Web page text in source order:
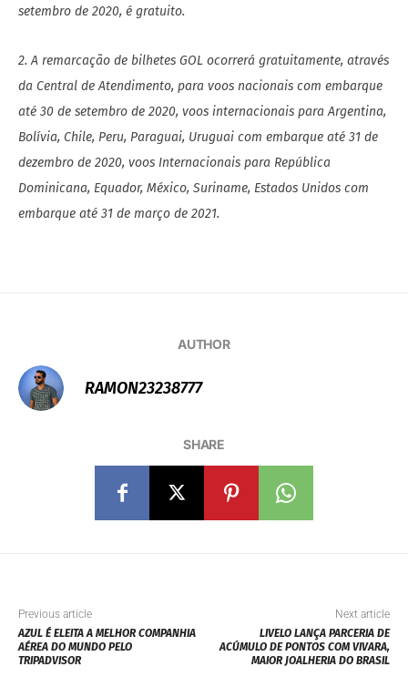
setembro de 2020, é gratuito.
2. A remarcação de bilhetes GOL ocorrerá gratuitamente, através
da Central de Atendimento, para voos nacionais com embarque
até 30 de setembro de 2020, voos internacionais para Argentina,
Bolívia, Chile, Peru, Paraguai, Uruguai com embarque até 31 de
dezembro de 2020, voos Internacionais para República
Dominicana, Equador, México, Suriname, Estados Unidos com
embarque até 31 de março de 2021.
AUTHOR
RAMON23238777
SHARE
Previous article
AZUL É ELEITA A MELHOR COMPANHIA
AÉREA DO MUNDO PELO
TRIPADVISOR
Next article
LIVELO LANÇA PARCERIA DE
ACÚMULO DE PONTOS COM VIVARA,
MAIOR JOALHERIA DO BRASIL